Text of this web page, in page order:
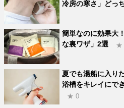
冷房の寒さ」どっ
簡単なのに効果大
な裏ワザ」2選
★
夏でも湯船に入り
浴槽をキレイにで
★ 0